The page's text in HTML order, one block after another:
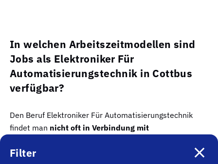
Filter
In welchen Arbeitszeitmodellen sind
Jobs als Elektroniker Für
Automatisierungstechnik in Cottbus
verfügbar?
Den Beruf Elektroniker Für Automatisierungstechnik
findet man nicht oft in Verbindung mit
Praktikum
. Die meisten Arbeitgeber sind aber bereit,